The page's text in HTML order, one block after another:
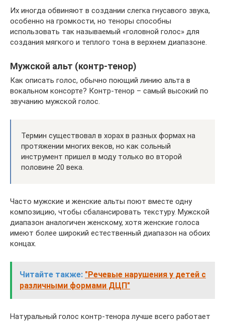
Их иногда обвиняют в создании слегка гнусавого звука,
особенно на громкости, но теноры способны
использовать так называемый «головной голос» для
создания мягкого и теплого тона в верхнем диапазоне.
Мужской альт (контр-тенор)
Как описать голос, обычно поющий линию альта в
вокальном консорте? Контр-тенор – самый высокий по
звучанию мужской голос.
Термин существовал в хорах в разных формах на
протяжении многих веков, но как сольный
инструмент пришел в моду только во второй
половине 20 века.
Часто мужские и женские альты поют вместе одну
композицию, чтобы сбалансировать текстуру. Мужской
диапазон аналогичен женскому, хотя женские голоса
имеют более широкий естественный диапазон на обоих
концах.
Читайте также: "Речевые нарушения у детей с
различными формами ДЦП"
Натуральный голос контр-тенора лучше всего работает